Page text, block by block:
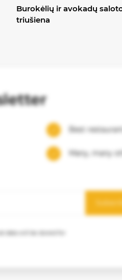
Burokėlių ir avokadų
triušiena
Best
Many, many
data will be stored for